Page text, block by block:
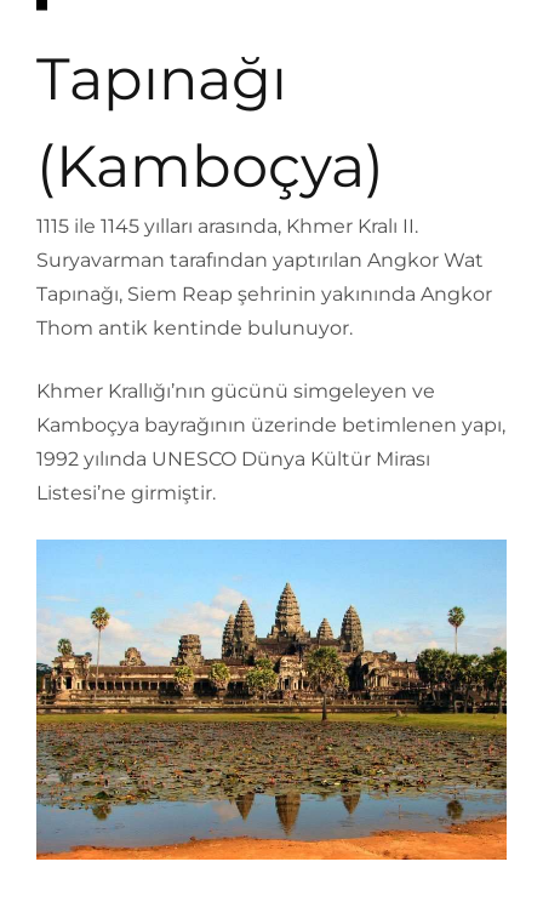
Tapınağı
(Kamboçya)
1115 ile 1145 yılları arasında, Khmer Kralı II.
Suryavarman tarafından yaptırılan Angkor Wat
Tapınağı, Siem Reap şehrinin yakınında Angkor
Thom antik kentinde bulunuyor.
Khmer Krallığı’nın gücünü simgeleyen ve
Kamboçya bayrağının üzerinde betimlenen yapı,
1992 yılında UNESCO Dünya Kültür Mirası
Listesi’ne girmiştir.